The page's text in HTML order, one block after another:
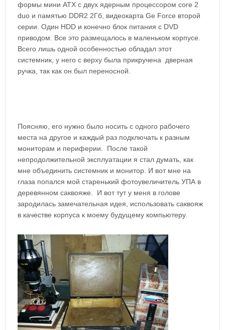
формы мини ATX с двух ядерным процессором core 2
duo и памятью DDR2 2Гб, видеокарта Ge Force второй
серии. Один HDD и конечно блок питания с DVD
приводом. Все это размещалось в маленьком корпусе.
Всего лишь одной особенностью обладал этот
системник, у него с верху была прикручена дверная
ручка, так как он был переносной.
Поясняю, его нужно было носить с одного рабочего
места на другое и каждый раз подключать к разным
мониторам и периферии. После такой
непродолжительной эксплуатации я стал думать, как
мне объединить системник и монитор. И вот мне на
глаза попался мой старенький фотоувеличитель УПА в
деревянном саквояже. И вот тут у меня в голове
зародилась замечательная идея, использовать саквояж
в качестве корпуса к моему будущему компьютеру.